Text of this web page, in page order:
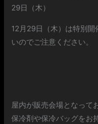
29日（木）
12月29日（木）は特別
いのでご注意ください。
屋内が販売会場となって
保冷剤や保冷バッグをお